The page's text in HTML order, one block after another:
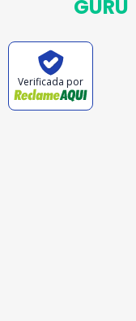
GURU
Verificada por